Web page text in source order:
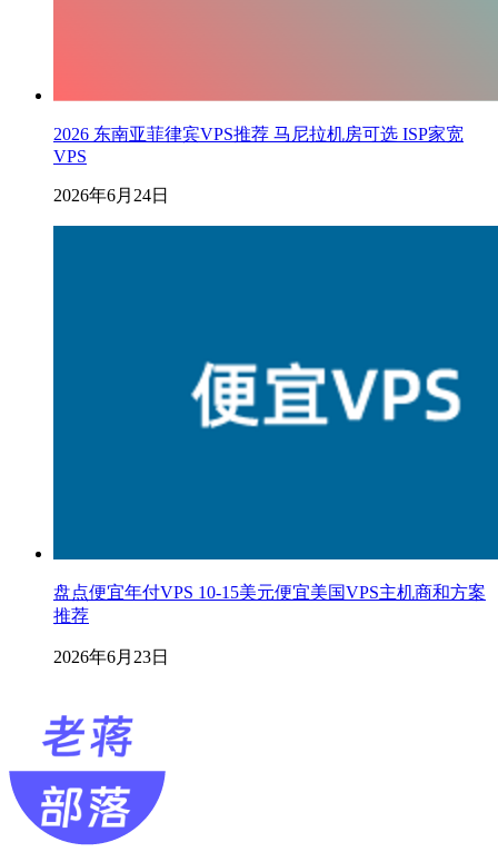
2026 东南亚菲律宾VPS推荐 马尼拉机房可选 ISP家宽
VPS
2026年6月24日
盘点便宜年付VPS 10-15美元便宜美国VPS主机商和方案
推荐
2026年6月23日